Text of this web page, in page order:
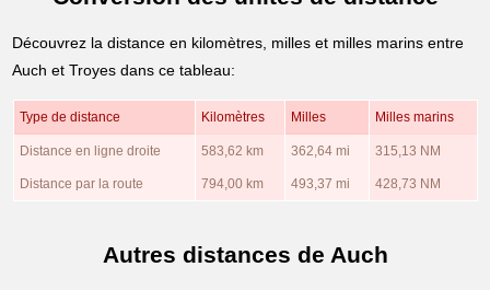
Découvrez la distance en kilomètres, milles et milles marins entre
Auch et Troyes dans ce tableau:
Type de distance Kilomètres Milles Milles marins
Distance en ligne droite 583,62 km 362,64 mi 315,13 NM
Distance par la route 794,00 km 493,37 mi 428,73 NM
Autres distances de Auch